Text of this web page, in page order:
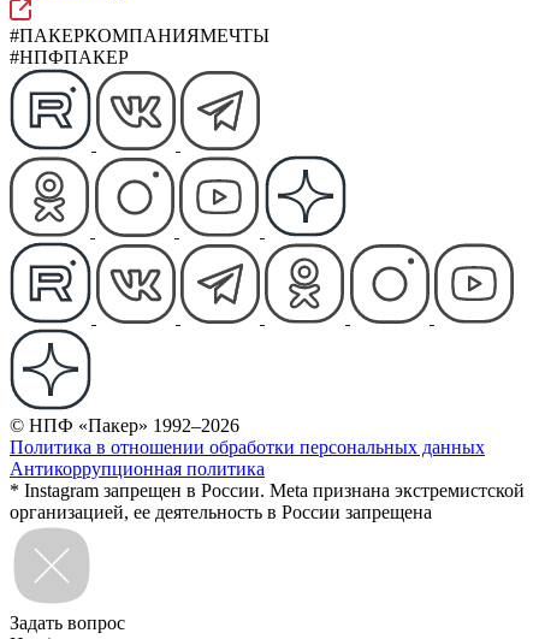
#ПАКЕРКОМПАНИЯМЕЧТЫ
#НПФПАКЕР
© НПФ «Пакер» 1992–2026
Политика в отношении обработки персональных данных
Антикоррупционная политика
* Instagram запрещен в России. Meta признана экстремистской
организацией, ее деятельность в России запрещена
Задать вопрос